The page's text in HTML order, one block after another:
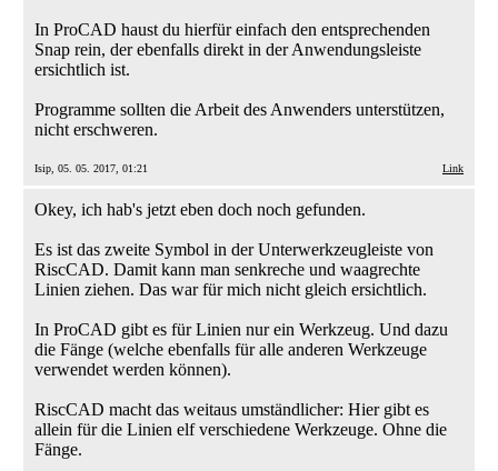
In ProCAD haust du hierfür einfach den entsprechenden
Snap rein, der ebenfalls direkt in der Anwendungsleiste
ersichtlich ist.
Programme sollten die Arbeit des Anwenders unterstützen,
nicht erschweren.
Isip, 05. 05. 2017, 01:21 Link
Okey, ich hab's jetzt eben doch noch gefunden.
Es ist das zweite Symbol in der Unterwerkzeugleiste von
RiscCAD. Damit kann man senkreche und waagrechte
Linien ziehen. Das war für mich nicht gleich ersichtlich.
In ProCAD gibt es für Linien nur ein Werkzeug. Und dazu
die Fänge (welche ebenfalls für alle anderen Werkzeuge
verwendet werden können).
RiscCAD macht das weitaus umständlicher: Hier gibt es
allein für die Linien elf verschiedene Werkzeuge. Ohne die
Fänge.